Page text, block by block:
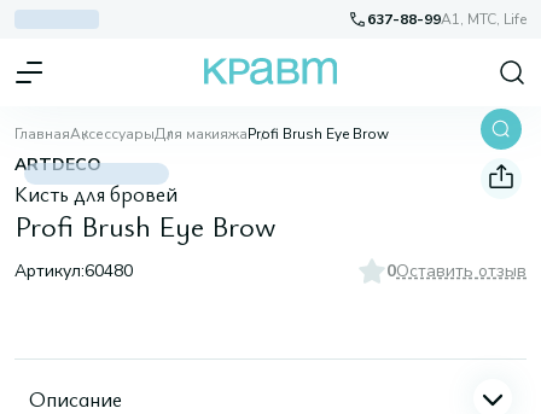
637-88-99A1, МТС, Life
ГлавнаяАксессуарыДля макияжаProfi Brush Eye Brow
ARTDECO
Кисть для бровей
Profi Brush Eye Brow
Артикул:60480 0Оставить отзыв
Описание